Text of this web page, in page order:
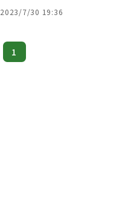
2023/7/30 19:36
1